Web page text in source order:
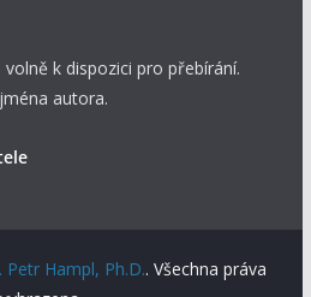
k dispozici pro přebírání.
autora.
Petr Hampl, Ph.D.. Všechna práva